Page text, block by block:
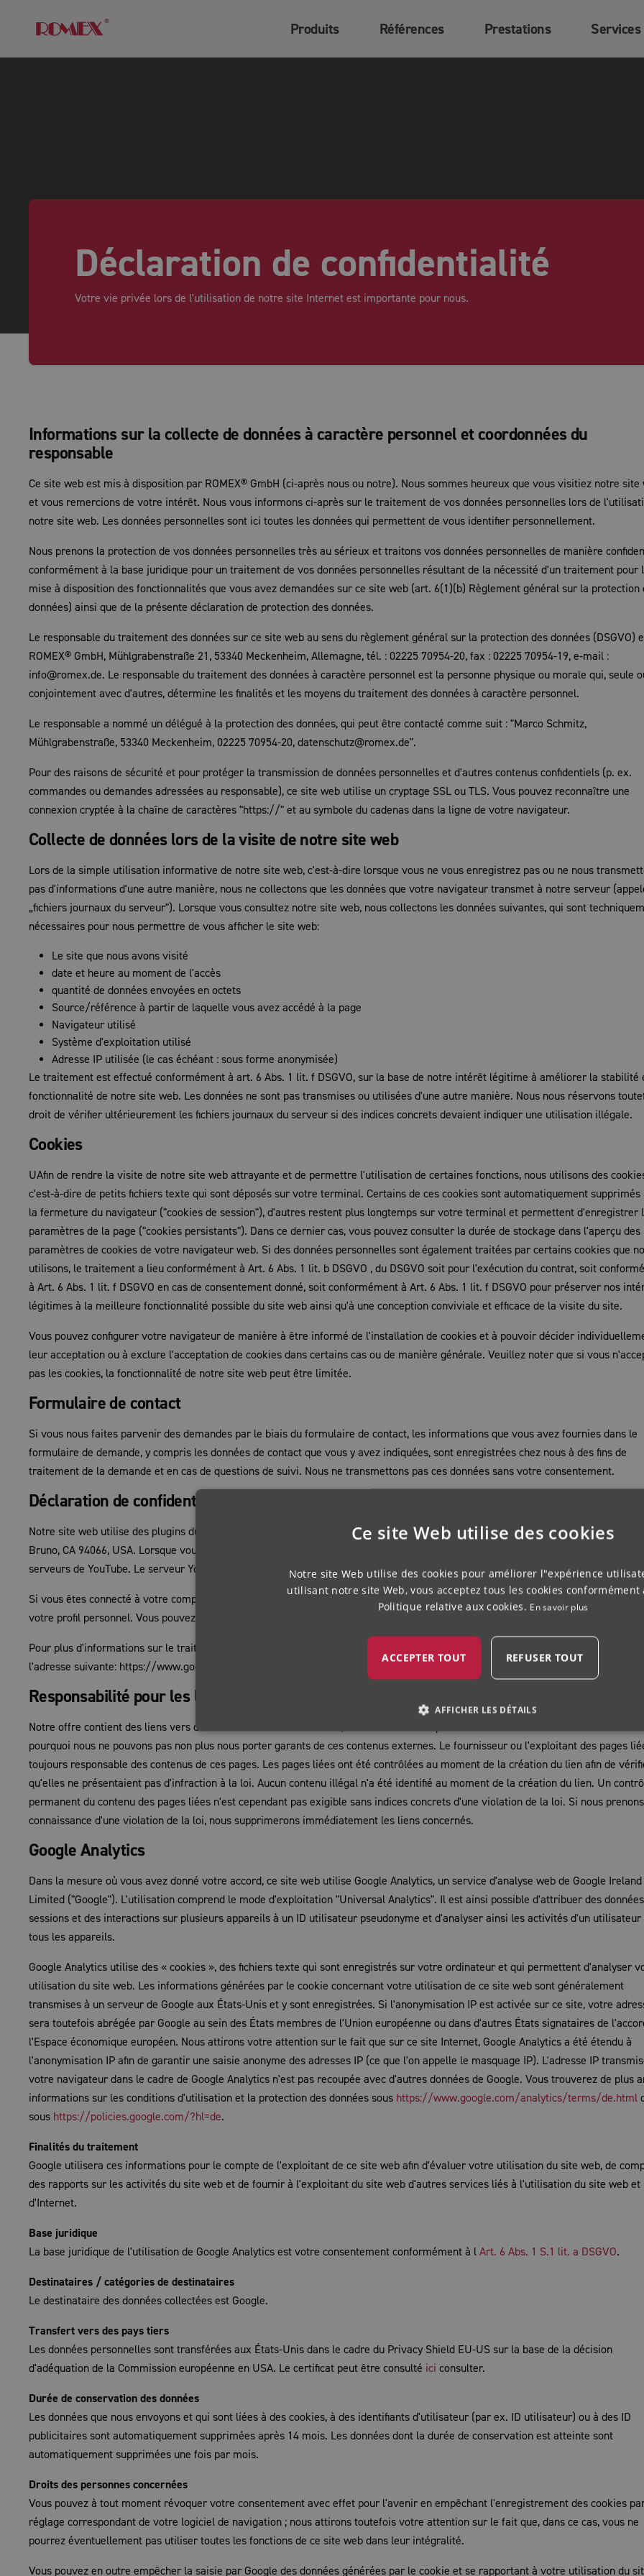
Produits Références Prestations Services
Déclaration de confidentialité
Votre vie privée lors de l'utilisation de notre site Internet est importante pour nous.
Informations sur la collecte de données à caractère personnel et coordonnées du
responsable
Ce site web est mis à disposition par ROMEX® GmbH (ci-après nous ou notre). Nous sommes heureux que vous visitiez notre site
et vous remercions de votre intérêt. Nous vous informons ci-après sur le traitement de vos données personnelles lors de
notre site web. Les données personnelles sont ici toutes les données qui permettent de vous identifier personnellement.
Nous prenons la protection de vos données personnelles très au sérieux et traitons vos données personnelles de manière
conformément à la base juridique pour un traitement de vos données personnelles résultant de la nécessité d'un traitement pour
mise à disposition des fonctionnalités que vous avez demandées sur ce site web (art. 6(1)(b) Règlement général sur la protection
données) ainsi que de la présente déclaration de protection des données.
Le responsable du traitement des données sur ce site web au sens du règlement général sur la protection des données (DSGVO)
ROMEX® GmbH, Mühlgrabenstraße 21, 53340 Meckenheim, Allemagne, tél. : 02225 70954-20, fax : 02225 70954-19, e-mail :
info@romex.de. Le responsable du traitement des données à caractère personnel est la personne physique ou morale qui, seule
conjointement avec d'autres, détermine les finalités et les moyens du traitement des données à caractère personnel.
Le responsable a nommé un délégué à la protection des données, qui peut être contacté comme suit : "Marco Schmitz,
Mühlgrabenstraße, 53340 Meckenheim, 02225 70954-20, datenschutz@romex.de".
Pour des raisons de sécurité et pour protéger la transmission de données personnelles et d'autres contenus confidentiels (p. ex.
commandes ou demandes adressées au responsable), ce site web utilise un cryptage SSL ou TLS. Vous pouvez reconnaître une
connexion cryptée à la chaîne de caractères "https://" et au symbole du cadenas dans la ligne de votre navigateur.
Collecte de données lors de la visite de notre site web
Lors de la simple utilisation informative de notre site web, c'est-à-dire lorsque vous ne vous enregistrez pas ou ne nous
pas d'informations d'une autre manière, nous ne collectons que les données que votre navigateur transmet à notre serveur
„fichiers journaux du serveur"). Lorsque vous consultez notre site web, nous collectons les données suivantes, qui sont
nécessaires pour nous permettre de vous afficher le site web:
Le site que nous avons visité
date et heure au moment de l'accès
quantité de données envoyées en octets
Source/référence à partir de laquelle vous avez accédé à la page
Navigateur utilisé
Système d'exploitation utilisé
Adresse IP utilisée (le cas échéant : sous forme anonymisée)
Le traitement est effectué conformément à art. 6 Abs. 1 lit. f DSGVO, sur la base de notre intérêt légitime à améliorer la stabilité
fonctionnalité de notre site web. Les données ne sont pas transmises ou utilisées d'une autre manière. Nous nous réservons
droit de vérifier ultérieurement les fichiers journaux du serveur si des indices concrets devaient indiquer une utilisation illégale.
Cookies
UAfin de rendre la visite de notre site web attrayante et de permettre l'utilisation de certaines fonctions, nous utilisons des
c'est-à-dire de petits fichiers texte qui sont déposés sur votre terminal. Certains de ces cookies sont automatiquement supprimés
la fermeture du navigateur ("cookies de session"), d'autres restent plus longtemps sur votre terminal et permettent d'enregistrer
paramètres de la page ("cookies persistants"). Dans ce dernier cas, vous pouvez consulter la durée de stockage dans l'aperçu des
paramètres de cookies de votre navigateur web. Si des données personnelles sont également traitées par certains cookies que
utilisons, le traitement a lieu conformément à Art. 6 Abs. 1 lit. b DSGVO , du DSGVO soit pour l'exécution du contrat, soit
à Art. 6 Abs. 1 lit. f DSGVO en cas de consentement donné, soit conformément à Art. 6 Abs. 1 lit. f DSGVO pour préserver nos
légitimes à la meilleure fonctionnalité possible du site web ainsi qu'à une conception conviviale et efficace de la visite du site.
Vous pouvez configurer votre navigateur de manière à être informé de l'installation de cookies et à pouvoir décider
leur acceptation ou à exclure l'acceptation de cookies dans certains cas ou de manière générale. Veuillez noter que si vous
pas les cookies, la fonctionnalité de notre site web peut être limitée.
Formulaire de contact
Si vous nous faites parvenir des demandes par le biais du formulaire de contact, les informations que vous avez fournies dans le
formulaire de demande, y compris les données de contact que vous y avez indiquées, sont enregistrées chez nous à des fins de
traitement de la demande et en cas de questions de suivi. Nous ne transmettons pas ces données sans votre consentement.
Déclaration de confidentialité pour l'utilisation de YouTube
Notre site web utilise des plugins du site YouTube exploité par Google. L'exploitant de ces pages est YouTube, LLC, 901 Cherry
Bruno, CA 94066, USA. Lorsque vous visitez l'une de nos pages équipées d'un plug-in YouTube, une connexion est établie avec les
serveurs de YouTube. Le serveur Youtube est alors informé des pages que vous avez visitées.
Si vous êtes connecté à votre compte YouTube, vous permettez à YouTube d'associer votre comportement de navigation
votre profil personnel. Vous pouvez empêcher cela en vous déconnectant de votre compte YouTube.
Pour plus d'informations sur le traitement des données des utilisateurs, veuillez consulter la déclaration de confidentialité de
l'adresse suivante: https://www.google.de/intl/de/policies/privacy
Responsabilité pour les liens
Notre offre contient des liens vers des sites web externes de tiers, sur le contenu desquels nous n'avons aucune influence. C'est
pourquoi nous ne pouvons pas non plus nous porter garants de ces contenus externes. Le fournisseur ou l'exploitant des pages
toujours responsable des contenus de ces pages. Les pages liées ont été contrôlées au moment de la création du lien afin de
qu'elles ne présentaient pas d'infraction à la loi. Aucun contenu illégal n'a été identifié au moment de la création du lien. Un
permanent du contenu des pages liées n'est cependant pas exigible sans indices concrets d'une violation de la loi. Si nous prenons
connaissance d'une violation de la loi, nous supprimerons immédiatement les liens concernés.
Google Analytics
Dans la mesure où vous avez donné votre accord, ce site web utilise Google Analytics, un service d'analyse web de Google Ireland
Limited ("Google"). L'utilisation comprend le mode d'exploitation "Universal Analytics". Il est ainsi possible d'attribuer des
sessions et des interactions sur plusieurs appareils à un ID utilisateur pseudonyme et d'analyser ainsi les activités d'un utilisateur
tous les appareils.
Google Analytics utilise des « cookies », des fichiers texte qui sont enregistrés sur votre ordinateur et qui permettent d'analyser
utilisation du site web. Les informations générées par le cookie concernant votre utilisation de ce site web sont généralement
transmises à un serveur de Google aux États-Unis et y sont enregistrées. Si l'anonymisation IP est activée sur ce site, votre
sera toutefois abrégée par Google au sein des États membres de l'Union européenne ou dans d'autres États signataires de
l'Espace économique européen. Nous attirons votre attention sur le fait que sur ce site Internet, Google Analytics a été étendu à
l'anonymisation IP afin de garantir une saisie anonyme des adresses IP (ce que l'on appelle le masquage IP). L'adresse IP
votre navigateur dans le cadre de Google Analytics n'est pas recoupée avec d'autres données de Google. Vous trouverez de plus
informations sur les conditions d'utilisation et la protection des données sous https://www.google.com/analytics/terms/de.html
sous https://policies.google.com/?hl=de.
Finalités du traitement
Google utilisera ces informations pour le compte de l'exploitant de ce site web afin d'évaluer votre utilisation du site web, de
des rapports sur les activités du site web et de fournir à l'exploitant du site web d'autres services liés à l'utilisation du site web et
d'Internet.
Base juridique
La base juridique de l'utilisation de Google Analytics est votre consentement conformément à l Art. 6 Abs. 1 S.1 lit. a DSGVO.
Destinataires / catégories de destinataires
Le destinataire des données collectées est Google.
Transfert vers des pays tiers
Les données personnelles sont transférées aux États-Unis dans le cadre du Privacy Shield EU-US sur la base de la décision
d'adéquation de la Commission européenne en USA. Le certificat peut être consulté ici consulter.
Durée de conservation des données
Les données que nous envoyons et qui sont liées à des cookies, à des identifiants d'utilisateur (par ex. ID utilisateur) ou à des ID
publicitaires sont automatiquement supprimées après 14 mois. Les données dont la durée de conservation est atteinte sont
automatiquement supprimées une fois par mois.
Droits des personnes concernées
Vous pouvez à tout moment révoquer votre consentement avec effet pour l'avenir en empêchant l'enregistrement des cookies
réglage correspondant de votre logiciel de navigation ; nous attirons toutefois votre attention sur le fait que, dans ce cas, vous ne
pourrez éventuellement pas utiliser toutes les fonctions de ce site web dans leur intégralité.
Vous pouvez en outre empêcher la saisie par Google des données générées par le cookie et se rapportant à votre utilisation du
Ce site Web utilise des cookies
Notre site Web utilise des cookies pour améliorer l"expérience
utilisant notre site Web, vous acceptez tous les cookies conformément
Politique relative aux cookies. En savoir plus
ACCEPTER TOUT REFUSER TOUT
AFFICHER LES DÉTAILS